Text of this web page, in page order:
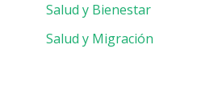
Salud y Bienestar
Salud y Migración